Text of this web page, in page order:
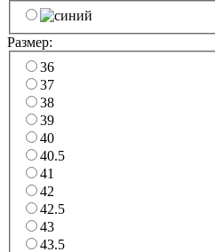
Размер:
36
37
38
39
40
40.5
41
42
42.5
43
43.5